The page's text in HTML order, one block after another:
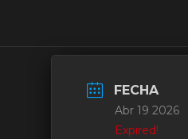
FECHA
Abr 19 2026
Expired!